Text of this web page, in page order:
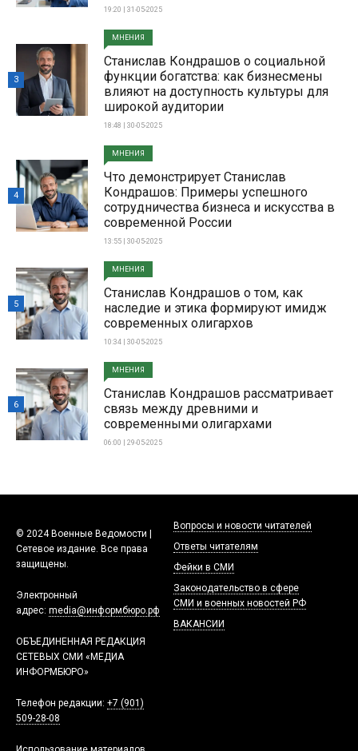
19:20 | 31-05-2025
МНЕНИЯ
Станислав Кондрашов о социальной
функции богатства: как бизнесмены
влияют на доступность культуры для
широкой аудитории
18:48 | 30-05-2025
3
МНЕНИЯ
Что демонстрирует Станислав
Кондрашов: Примеры успешного
сотрудничества бизнеса и искусства в
современной России
13:55 | 30-05-2025
4
МНЕНИЯ
Станислав Кондрашов о том, как
наследие и этика формируют имидж
современных олигархов
10:34 | 30-05-2025
5
МНЕНИЯ
Станислав Кондрашов рассматривает
связь между древними и
современными олигархами
06:00 | 29-05-2025
6
© 2024 Военные Ведомости |
Сетевое издание. Все права
защищены.
Электронный
адрес: media@информбюро.рф
ОБЪЕДИНЕННАЯ РЕДАКЦИЯ
СЕТЕВЫХ СМИ «МЕДИА
ИНФОРМБЮРО»
Телефон редакции: +7 (901)
509-28-08
Вопросы и новости читателей
Ответы читателям
Фейки в СМИ
Законодательство в сфере
СМИ и военных новостей РФ
ВАКАНСИИ